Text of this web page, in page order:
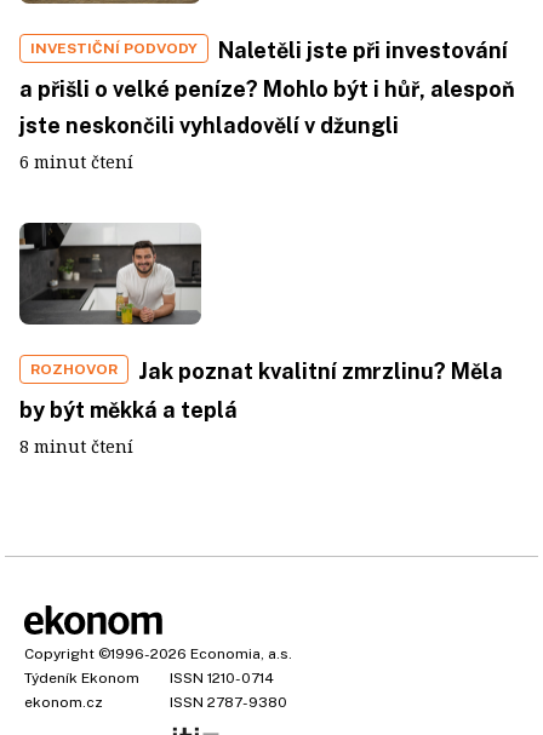
INVESTIČNÍ PODVODY
Naletěli jste při investování
a přišli o velké peníze? Mohlo být i hůř, alespoň
jste neskončili vyhladovělí v džungli
6 minut čtení
ROZHOVOR
Jak poznat kvalitní zmrzlinu? Měla
by být měkká a teplá
8 minut čtení
Copyright ©1996-2026 Economia, a.s.
Týdeník Ekonom
ISSN 1210-0714
ekonom.cz
ISSN 2787-9380